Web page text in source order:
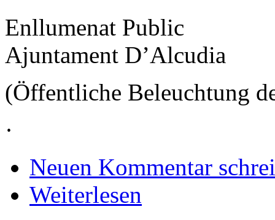
Enllumenat Public
Ajuntament D’Alcudia
(Öffentliche Beleuchtung
·
Neuen Kommentar
Weiterlesen